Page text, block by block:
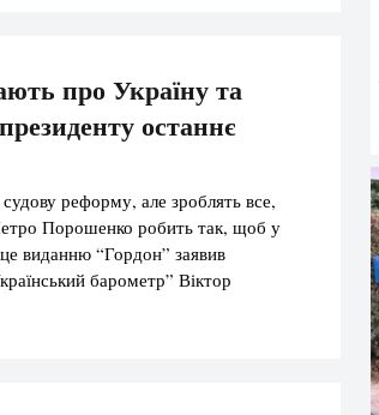
про Україну та
останнє
реформу, але зроблять все,
Порошенко робить так, щоб у
виданню “Гордон” заявив
барометр” Віктор
суттєво оновиться. Риба гниє з